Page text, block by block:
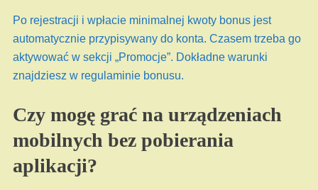
Po rejestracji i wpłacie minimalnej kwoty bonus jest
automatycznie przypisywany do konta. Czasem trzeba go
aktywować w sekcji „Promocje”. Dokładne warunki
znajdziesz w regulaminie bonusu.
Czy mogę grać na urządzeniach
mobilnych bez pobierania
aplikacji?